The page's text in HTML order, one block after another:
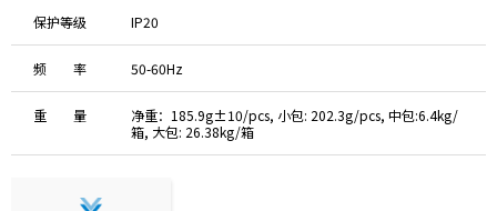
保护等级 IP20
频 率 50-60Hz
重 量
净重：185.9g±10/pcs, 小包: 202.3g/pcs, 中包:6.4kg/
箱, 大包: 26.38kg/箱